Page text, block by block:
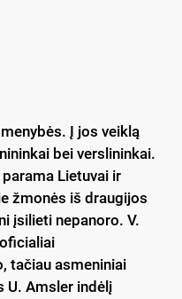
Į jos veiklą
bei verslininkai.
Lietuvai ir
žmonės iš draugijos
įsilieti nepanoro. V.
tačiau asmeniniai
U. Amsler indėlį